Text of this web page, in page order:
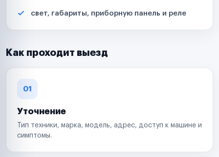
свет, габариты, приборную панель и реле
Как проходит выезд
01
Уточнение
Тип техники, марка, модель, адрес, доступ к машине и
симптомы.